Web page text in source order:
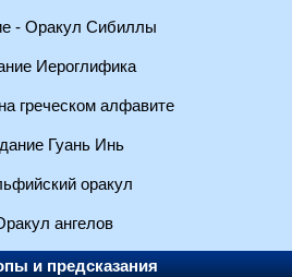
- Оракул Сибиллы
Иероглифика
греческом алфавите
Гуань Инь
оракул
ангелов
и предсказания